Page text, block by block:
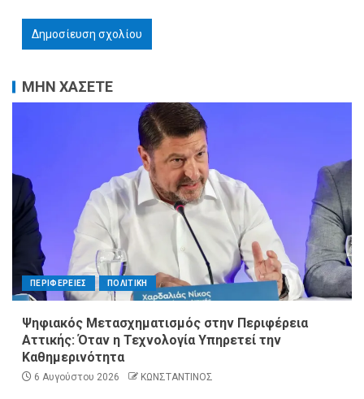
ΜΗΝ ΧΑΣΕΤΕ
ΠΕΡΙΦΕΡΕΙΕΣ ΠΟΛΙΤΙΚΗ
Ψηφιακός Μετασχηματισμός στην Περιφέρεια
Αττικής: Όταν η Τεχνολογία Υπηρετεί την
Καθημερινότητα
6 Αυγούστου 2026 ΚΩΝΣΤΑΝΤΙΝΟΣ